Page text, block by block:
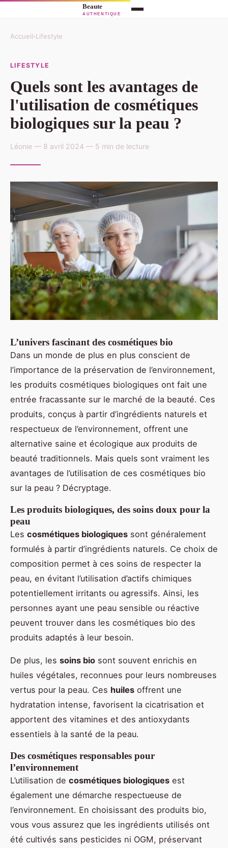
Accueil›Lifestyle
LIFESTYLE
Quels sont les avantages de
l'utilisation de cosmétiques
biologiques sur la peau ?
Léonie — 8 avril 2024 — 5 min de lecture
L’univers fascinant des cosmétiques bio
Dans un monde de plus en plus conscient de
l’importance de la préservation de l’environnement,
les produits cosmétiques biologiques ont fait une
entrée fracassante sur le marché de la beauté. Ces
produits, conçus à partir d’ingrédients naturels et
respectueux de l’environnement, offrent une
alternative saine et écologique aux produits de
beauté traditionnels. Mais quels sont vraiment les
avantages de l’utilisation de ces cosmétiques bio
sur la peau ? Décryptage.
Les produits biologiques, des soins doux pour la
peau
Les cosmétiques biologiques sont généralement
formulés à partir d’ingrédients naturels. Ce choix de
composition permet à ces soins de respecter la
peau, en évitant l’utilisation d’actifs chimiques
potentiellement irritants ou agressifs. Ainsi, les
personnes ayant une peau sensible ou réactive
peuvent trouver dans les cosmétiques bio des
produits adaptés à leur besoin.
De plus, les soins bio sont souvent enrichis en
huiles végétales, reconnues pour leurs nombreuses
vertus pour la peau. Ces huiles offrent une
hydratation intense, favorisent la cicatrisation et
apportent des vitamines et des antioxydants
essentiels à la santé de la peau.
Des cosmétiques responsables pour
l’environnement
L’utilisation de cosmétiques biologiques est
également une démarche respectueuse de
l’environnement. En choisissant des produits bio,
vous vous assurez que les ingrédients utilisés ont
été cultivés sans pesticides ni OGM, préservant